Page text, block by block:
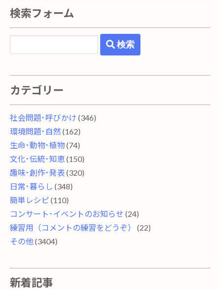
検索フォーム
検索
カテゴリー
社会問題･呼びかけ (346)
環境問題･自然(162)
生命･動物･植物(74)
文化･伝統･知恵 (150)
趣味･創作･発表(320)
日常･暮らし (348)
簡単レシピ (110)
コンサート･イベントのお知らせ (24)
練習用（コメントの練習をどうぞ）
(22)
その他 (3404)
新着記事